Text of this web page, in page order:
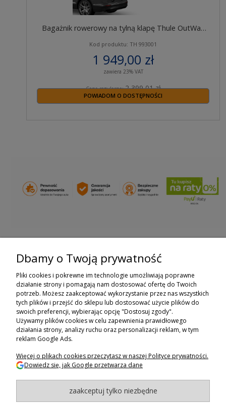
Bagażnik rowerowy na tylną klapę Thule OutWay
Kod produktu: TH 993001
1 949,00 zł
zawiera 23% VAT
Cena regularna:2 399,01 zł
Najniższa cena z 30 dni przed obniżką:2 399,01 zł
POWIADOM O DOSTĘPNOŚCI
ZAPISZ SIĘ DO NEWSLETTERA
ZAPISZ SIĘ
ZAKUPY
POMOC
MOJE KONTO
Dbamy o Twoją prywatność
Pliki cookies i pokrewne im technologie umożliwiają poprawne
działanie strony i pomagają nam dostosować ofertę do Twoich
potrzeb. Możesz zaakceptować wykorzystanie przez nas wszystkich
tych plików i przejść do sklepu lub dostosować użycie plików do
swoich preferencji, wybierając opcję "Dostosuj zgody".
Używamy plików cookies w celu zapewnienia prawidłowego
działania strony, analizy ruchu oraz personalizacji reklam, w tym
reklam Google Ads.
Więcej o plikach cookies przeczytasz w naszej Polityce prywatności.
Dowiedz się, jak Google przetwarza dane
zaakceptuj tylko niezbędne